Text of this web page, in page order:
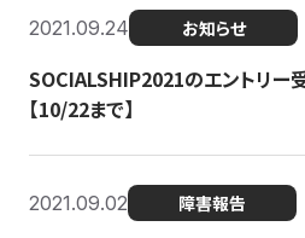
2021.09.24 お知らせ
SOCIALSHIP2021のエントリー
【10/22まで】
2021.09.02 障害報告